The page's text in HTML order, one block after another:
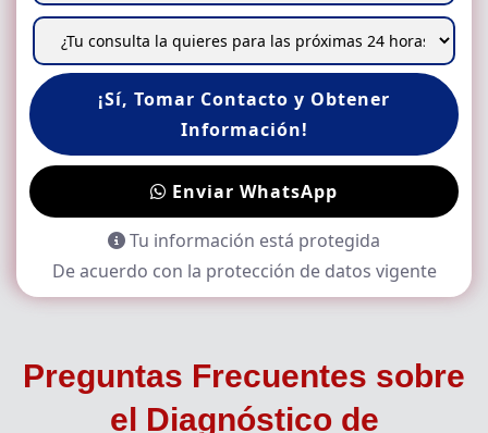
¡Sí, Tomar Contacto y Obtener
Información!
Enviar WhatsApp
Tu información está protegida
De acuerdo con la protección de datos vigente
Preguntas Frecuentes sobre
el Diagnóstico de